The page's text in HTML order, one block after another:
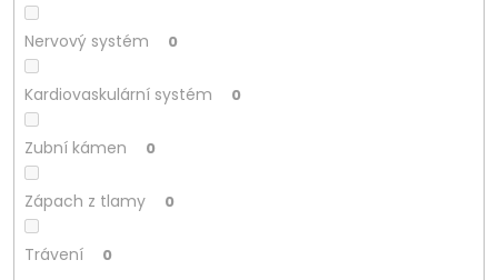
Nervový systém 0
Kardiovaskulární systém 0
Zubní kámen 0
Zápach z tlamy 0
Trávení 0